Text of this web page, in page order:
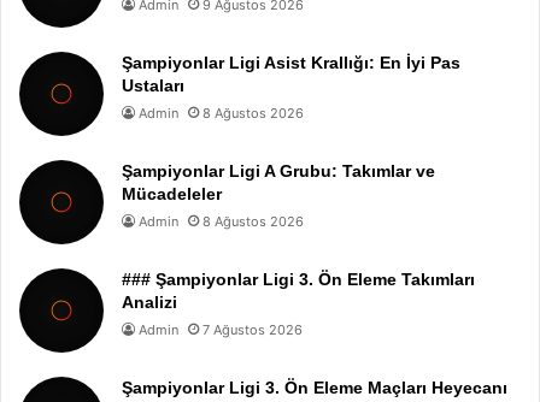
Admin 9 Ağustos 2026
Şampiyonlar Ligi Asist Krallığı: En İyi Pas
Ustaları
Admin 8 Ağustos 2026
Şampiyonlar Ligi A Grubu: Takımlar ve
Mücadeleler
Admin 8 Ağustos 2026
### Şampiyonlar Ligi 3. Ön Eleme Takımları
Analizi
Admin 7 Ağustos 2026
Şampiyonlar Ligi 3. Ön Eleme Maçları Heyecanı